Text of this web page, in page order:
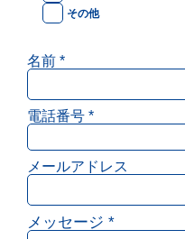
その他
名前
電話番号
メールアドレス
メッセージ